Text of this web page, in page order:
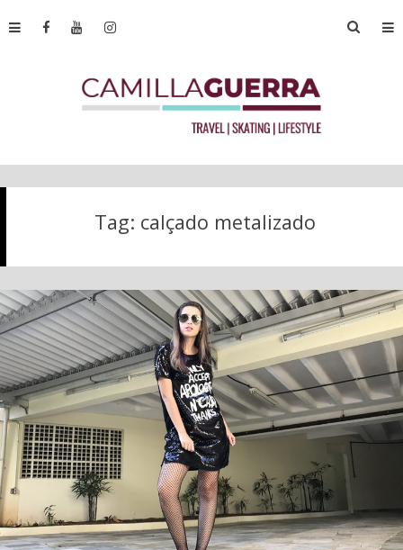
Tag: calçado metalizado